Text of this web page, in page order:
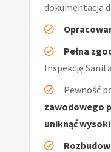
dokumentacja
Pełna
Inspekcję
Pewność
zawodowego
uniknąć